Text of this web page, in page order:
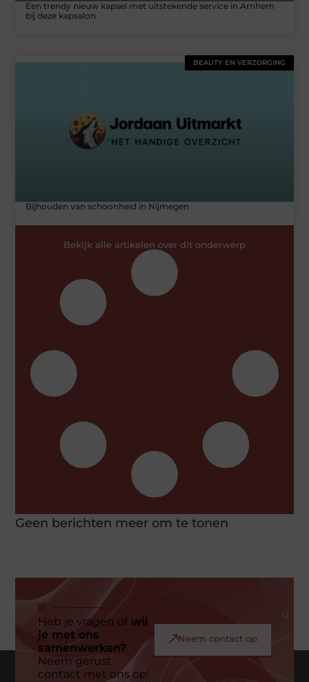
Een trendy nieuw kapsel met uitstekende service in Arnhem
bij deze kapsalon
BEAUTY EN VERZORGING
Bijhouden van schoonheid in Nijmegen
Bekijk alle artikelen over dit onderwerp
Geen berichten meer om te tonen
Heb je vragen ofwil
je met ons
samenwerken?
Neem gerust
contact met ons op!
Neem contact op